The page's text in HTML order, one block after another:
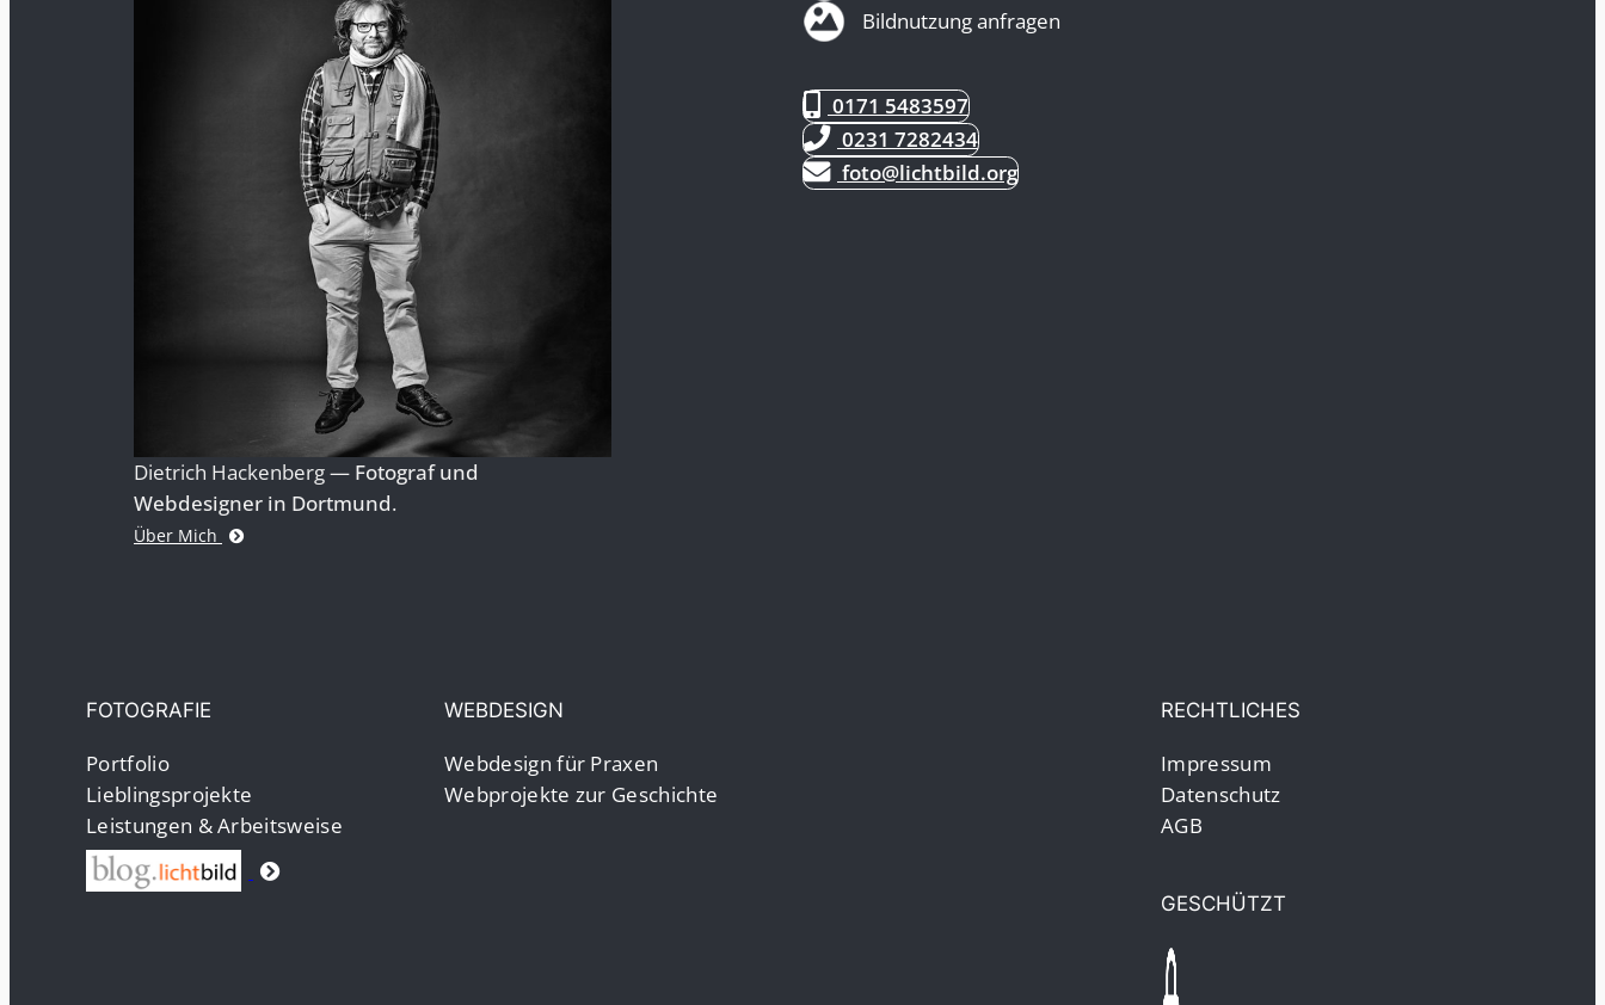
Dietrich Hackenberg — Fotograf und
Webdesigner in Dortmund.
Über Mich
Bildnutzung anfragen
0171 5483597
0231 7282434
foto@lichtbild.org
FOTOGRAFIE
Portfolio
Lieblingsprojekte
Leistungen & Arbeitsweise
WEBDESIGN
Webdesign für Praxen
Webprojekte zur Geschichte
RECHTLICHES
Impressum
Datenschutz
AGB
GESCHÜTZT